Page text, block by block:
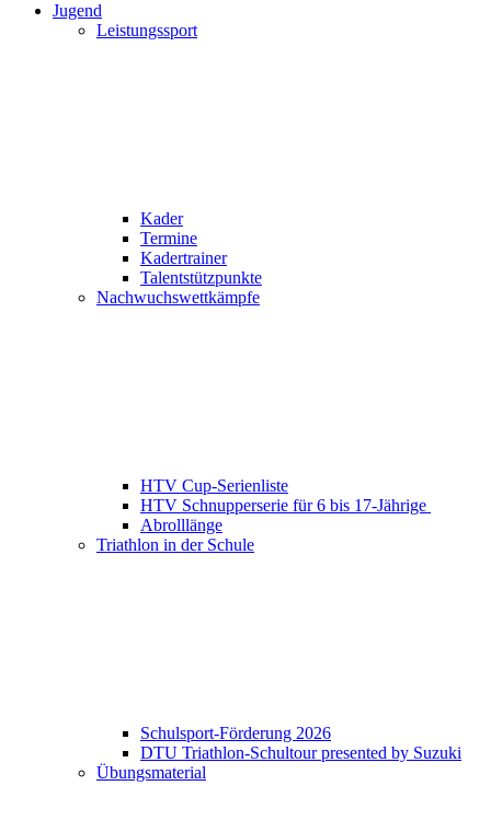
Jugend
Leistungssport
Kader
Termine
Kadertrainer
Talentstützpunkte
Nachwuchswettkämpfe
HTV Cup-Serienliste
HTV Schnupperserie für 6 bis 17-Jährige
Abrolllänge
Triathlon in der Schule
Schulsport-Förderung 2026
DTU Triathlon-Schultour presented by Suzuki
Übungsmaterial